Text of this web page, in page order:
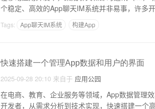
个稳定、高效的App聊天IM系统并非易事，许多
Tags: App聊天IM系统 构建App
快速搭建一个管理App数据和用户的界面
2025-09-28 20:10 来自于 应用公园
在电商、教育、企业服务等领域，App数据管理